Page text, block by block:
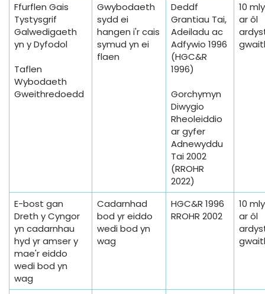
Ffurflen Gais
Tystysgrif
Galwedigaeth
yn y Dyfodol
Taflen
Wybodaeth
Gweithredoedd
Gwybodaeth
sydd ei
hangen i'r cais
symud yn ei
flaen
Deddf
Grantiau Tai,
Adeiladu ac
Adfywio 1996
(HGC&R
1996)
Gorchymyn
Diwygio
Rheoleiddio
ar gyfer
Adnewyddu
Tai 2002
(RROHR
2022)
10
ar ôl
E-bost gan
Dreth y Cyngor
yn cadarnhau
hyd yr amser y
mae'r eiddo
wedi bod yn
wag
Cadarnhad
bod yr eiddo
wedi bod yn
wag
HGC&R 1996
RROHR 2002
10
ar ôl